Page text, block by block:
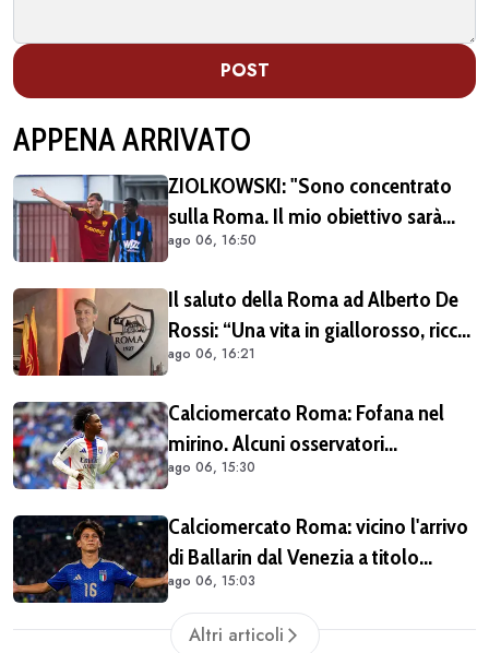
POST
APPENA ARRIVATO
ZIOLKOWSKI: "Sono concentrato
sulla Roma. Il mio obiettivo sarà
giocare il più possibile. La
ago 06, 16:50
Il saluto della Roma ad Alberto De
Rossi: “Una vita in giallorosso, ricca
di successi. Grazie, Alberto”
ago 06, 16:21
Calciomercato Roma: Fofana nel
mirino. Alcuni osservatori
giallorossi presenti nel match di
ago 06, 15:30
Calciomercato Roma: vicino l'arrivo
di Ballarin dal Venezia a titolo
definitivo
ago 06, 15:03
Altri articoli